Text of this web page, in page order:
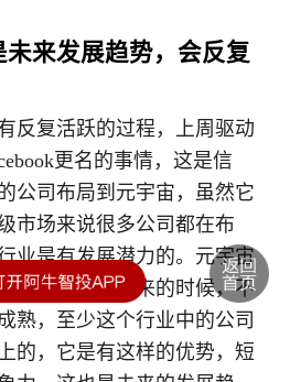
来发展趋势，会反复
反复活跃的过程，上周驱动
更名的事情，这是信
公司布局到元宇宙，虽然它
市场来说很多公司都在布
业是有发展潜力的。元宇宙
芽，新行业出来的时候，不
熟，至少这个行业中的公司
的，它是有这样的优势，短